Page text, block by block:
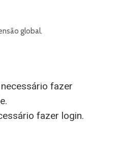
global.
fazer
fazer login.